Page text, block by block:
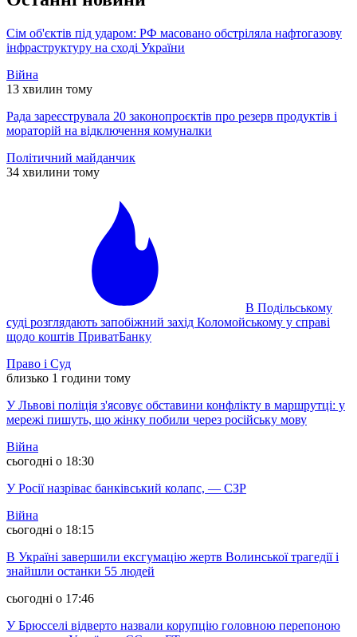
Сім об'єктів під ударом: РФ масовано обстріляла нафтогазову
інфраструктуру на сході України
Війна
13 хвилин тому
Рада зареєструвала 20 законопроєктів про резерв продуктів і
мораторій на відключення комуналки
Політичний майданчик
34 хвилини тому
В Подільському
суді розглядають запобіжний захід Коломойському у справі
щодо коштів ПриватБанку
Право і Суд
близько 1 години тому
У Львові поліція з'ясовує обставини конфлікту в маршрутці: у
мережі пишуть, що жінку побили через російську мову
Війна
сьогодні о 18:30
У Росії назріває банківський колапс, — СЗР
Війна
сьогодні о 18:15
В Україні завершили ексгумацію жертв Волинської трагедії і
знайшли останки 55 людей
сьогодні о 17:46
У Брюсселі відверто назвали корупцію головною перепоною